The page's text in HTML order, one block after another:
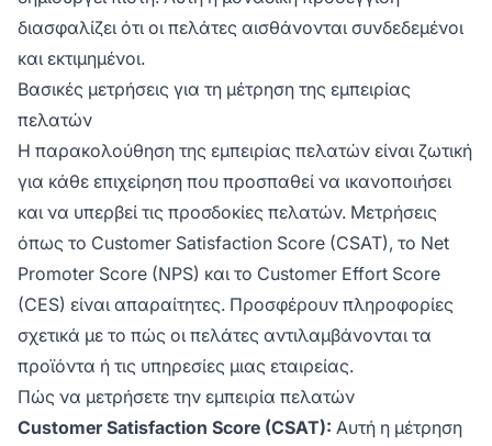
διασφαλίζει ότι οι πελάτες αισθάνονται συνδεδεμένοι
και εκτιμημένοι.
Βασικές μετρήσεις για τη μέτρηση της εμπειρίας
πελατών
Η παρακολούθηση της εμπειρίας πελατών είναι ζωτική
για κάθε επιχείρηση που προσπαθεί να ικανοποιήσει
και να υπερβεί τις προσδοκίες πελατών. Μετρήσεις
όπως το Customer Satisfaction Score (CSAT), το Net
Promoter Score (NPS) και το Customer Effort Score
(CES) είναι απαραίτητες. Προσφέρουν πληροφορίες
σχετικά με το πώς οι πελάτες αντιλαμβάνονται τα
προϊόντα ή τις υπηρεσίες μιας εταιρείας.
Πώς να μετρήσετε την εμπειρία πελατών
Customer Satisfaction Score (CSAT): Αυτή η μέτρηση